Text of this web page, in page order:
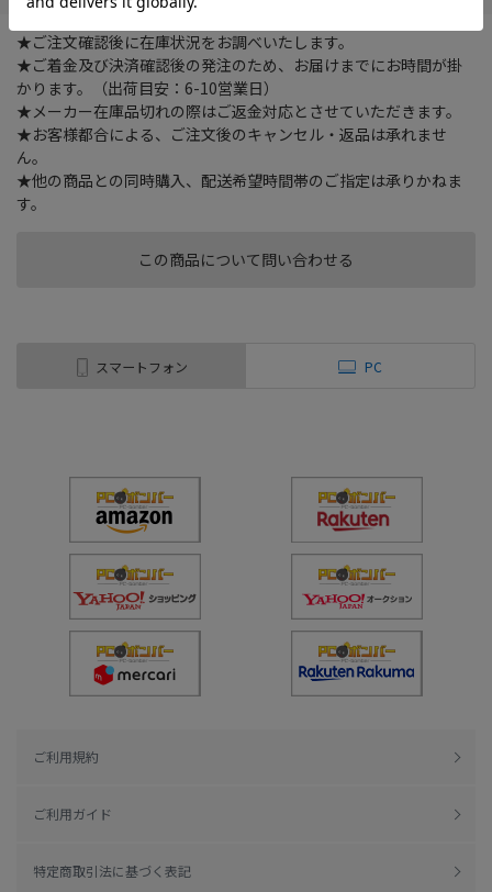
この商品について問い合わせる
★ご注文確認後に在庫状況をお調べいたします。
★ご着金及び決済確認後の発注のため、お届けまでにお時間が掛
かります。（出荷目安：6-10営業日）
★メーカー在庫品切れの際はご返金対応とさせていただきます。
★お客様都合による、ご注文後のキャンセル・返品は承れませ
ん。
★他の商品との同時購入、配送希望時間帯のご指定は承りかねま
す。
スマートフォン PC
ご利用規約
ご利用ガイド
特定商取引法に基づく表記